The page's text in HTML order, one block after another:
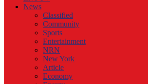
News
Classified
Community
Sports
Entertainment
NRN
New York
Article
Economy